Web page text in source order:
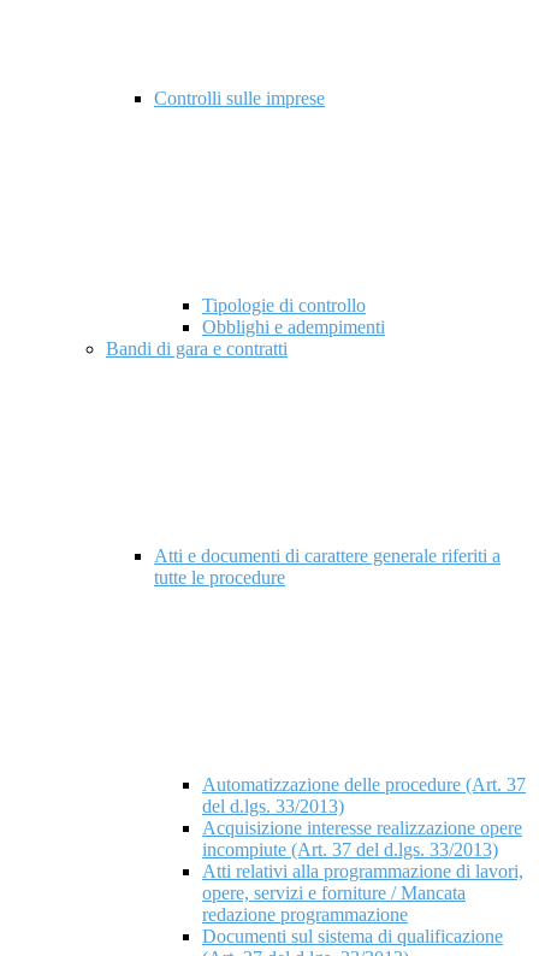
Controlli sulle imprese
Tipologie di controllo
Obblighi e adempimenti
Bandi di gara e contratti
Atti e documenti di carattere generale riferiti a
tutte le procedure
Automatizzazione delle procedure (Art. 37
del d.lgs. 33/2013)
Acquisizione interesse realizzazione opere
incompiute (Art. 37 del d.lgs. 33/2013)
Atti relativi alla programmazione di lavori,
opere, servizi e forniture / Mancata
redazione programmazione
Documenti sul sistema di qualificazione